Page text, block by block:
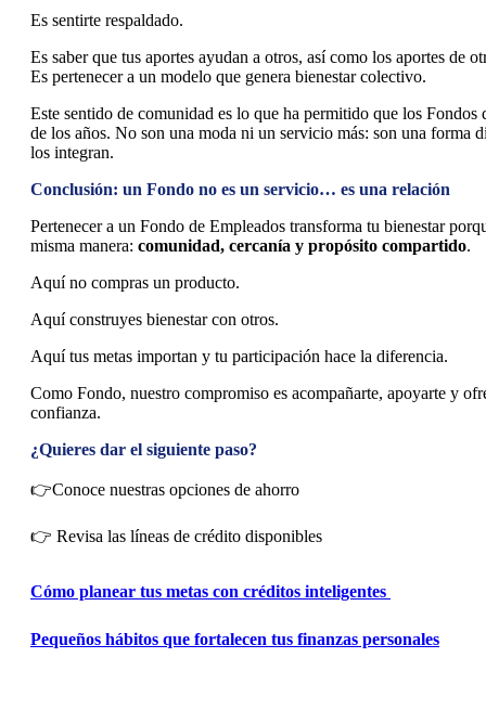
Es sentirte respaldado.
Es saber que tus aportes ayudan a otros, así como los aportes de
Es pertenecer a un modelo que genera bienestar colectivo.
Este sentido de comunidad es lo que ha permitido que los
de los años. No son una moda ni un servicio más: son una forma
los integran.
Conclusión: un Fondo no es un servicio… es una relación
Pertenecer a un Fondo de Empleados transforma tu bienestar
misma manera: comunidad, cercanía y propósito compartido.
Aquí no compras un producto.
Aquí construyes bienestar con otros.
Aquí tus metas importan y tu participación hace la diferencia.
Como Fondo, nuestro compromiso es acompañarte, apoyarte y
confianza.
¿Quieres dar el siguiente paso?
👉Conoce nuestras opciones de ahorro
👉 Revisa las líneas de crédito disponibles
Cómo planear tus metas con créditos inteligentes
Pequeños hábitos que fortalecen tus finanzas personales